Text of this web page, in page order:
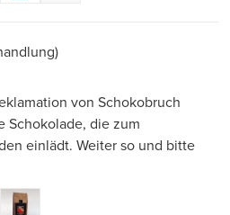
von Schokobruch
Schokolade, die zum
einlädt. Weiter so und bitte